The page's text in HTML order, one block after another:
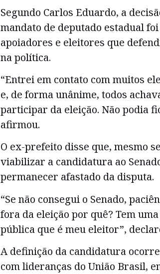
Segundo Carlos Eduardo, a
mandato de deputado estadual
apoiadores e eleitores que
na política.
“Entrei em contato com muitos
e, de forma unânime, todos
participar da eleição. Não podia
afirmou.
O ex-prefeito disse que, mesmo
viabilizar a candidatura ao
permanecer afastado da disputa.
“Se não consegui o Senado,
fora da eleição por quê? Tem
pública que é meu eleitor”,
A definição da candidatura
com lideranças do União Brasil,